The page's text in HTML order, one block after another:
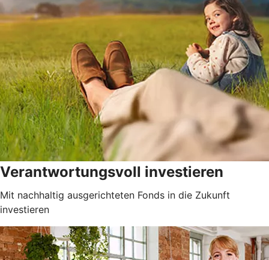
Verantwortungsvoll investieren
Mit nachhaltig ausgerichteten Fonds in die Zukunft
investieren